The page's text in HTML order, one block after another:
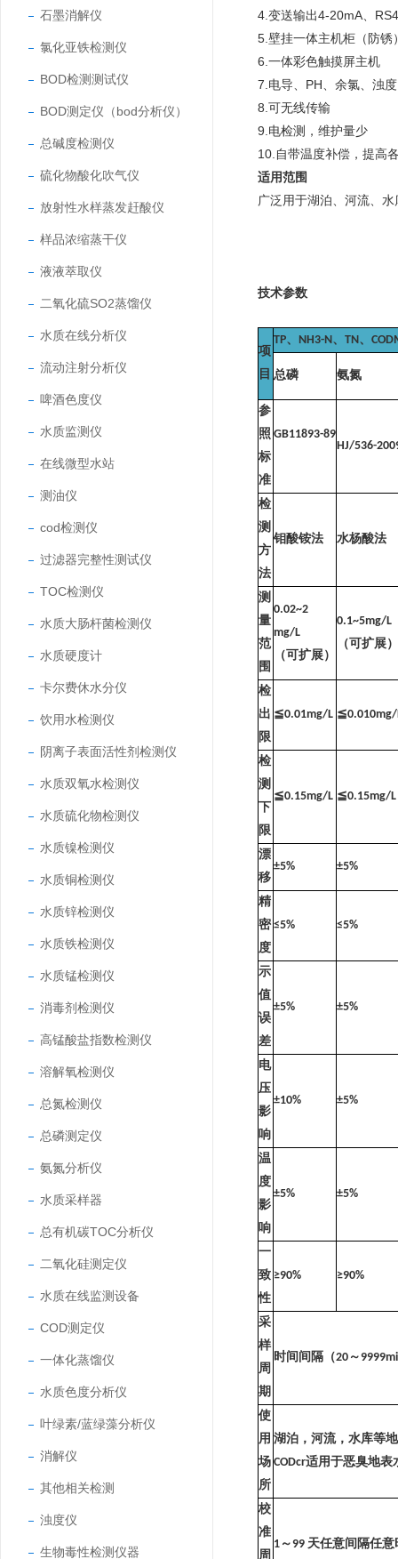
石墨消解仪
氯化亚铁检测仪
BOD检测测试仪
BOD测定仪（bod分析仪）
总碱度检测仪
硫化物酸化吹气仪
放射性水样蒸发赶酸仪
样品浓缩蒸干仪
液液萃取仪
二氧化硫SO2蒸馏仪
水质在线分析仪
流动注射分析仪
啤酒色度仪
水质监测仪
在线微型水站
测油仪
cod检测仪
过滤器完整性测试仪
TOC检测仪
水质大肠杆菌检测仪
水质硬度计
卡尔费休水分仪
饮用水检测仪
阴离子表面活性剂检测仪
水质双氧水检测仪
水质硫化物检测仪
水质镍检测仪
水质铜检测仪
水质锌检测仪
水质铁检测仪
水质锰检测仪
消毒剂检测仪
高锰酸盐指数检测仪
溶解氧检测仪
总氮检测仪
总磷测定仪
氨氮分析仪
水质采样器
总有机碳TOC分析仪
二氧化硅测定仪
水质在线监测设备
COD测定仪
一体化蒸馏仪
水质色度分析仪
叶绿素/蓝绿藻分析仪
消解仪
其他相关检测
浊度仪
生物毒性检测仪器
4. 变送输出4-20mA
5. 壁挂一体主机柜（防锈
6. 一体彩色触摸屏主机
7. 电导、 PH 、余氯、浊
8. 可无线传输
9. 电检测，维护量少
10. 自带温度补偿，提高
适用范围
广泛用于湖泊、河流、
技术参数
项
目
TP、 NH3-N、 TN、
总磷 氨氮
参
照
标
准
GB11893-89
HJ/536-
检
测
方
法
钼酸铵法 水杨酸法
测
量
范
围
0.02~2
mg/L
（可扩展）
0.1~5mg/L
（可扩展）
检
出
限
≦0.01mg/L ≦0.010mg/
检
测
下
限
≦0.15mg/L ≦0.15mg/L
漂
移
±5% ±5%
精
密
度
≤5% ≤5%
示
值
误
差
±5% ±5%
电
压
影
响
±10% ±5%
温
度
影
响
±5% ±5%
一
致
性
≥90% ≥90%
采
样
周
期
时间间隔（20 ～
使
用
场
所
湖泊，河流，水库等
CODcr适用于恶臭地表
校
准
周
1 ～99 天任意间隔任意